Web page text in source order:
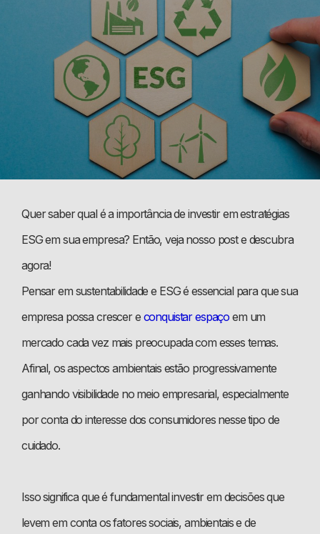
Quer saber qual é a importância de investir em estratégias
ESG em sua empresa? Então, veja nosso post e descubra
agora!
Pensar em sustentabilidade e ESG é essencial para que sua
empresa possa crescer e conquistar espaço em um
mercado cada vez mais preocupada com esses temas.
Afinal, os aspectos ambientais estão progressivamente
ganhando visibilidade no meio empresarial, especialmente
por conta do interesse dos consumidores nesse tipo de
cuidado.
Isso significa que é fundamental investir em decisões que
levem em conta os fatores sociais, ambientais e de